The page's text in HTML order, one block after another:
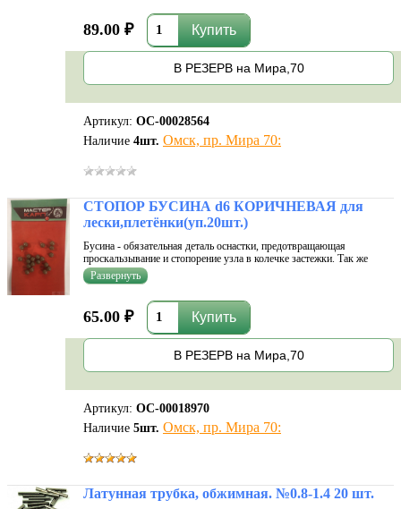
89.00 ₽
В РЕЗЕРВ на Мира,70
Артикул: ОС-00028564
Наличие 4шт. Омск, пр. Мира 70:
СТОПОР БУСИНА d6 КОРИЧНЕВАЯ для
лески,плетёнки(уп.20шт.)
Бусина - обязательная деталь оснастки, предотвращающая
проскальзывание и стопорение узла в колечке застежки. Так же
бусины используются как отбойник при ударе кормушки по узлу во
время заброса. Используется как а поплавочной, так и в матчевой и
65.00 ₽
В РЕЗЕРВ на Мира,70
Артикул: ОС-00018970
Наличие 5шт. Омск, пр. Мира 70:
Латунная трубка, обжимная. №0.8-1.4 20 шт.